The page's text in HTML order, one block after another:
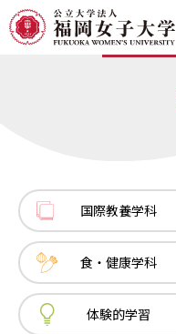
国際教養学科
食・健康学科
体験的学習
就職支援
国際教養学科
食・健康学科
体験的学習